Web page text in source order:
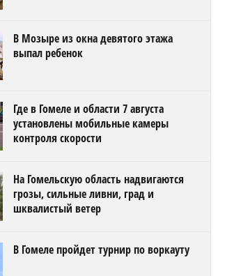
В Мозыре из окна девятого этажа
выпал ребенок
Где в Гомеле и области 7 августа
установлены мобильные камеры
контроля скорости
На Гомельскую область надвигаются
грозы, сильные ливни, град и
шквалистый ветер
В Гомеле пройдет турнир по воркауту